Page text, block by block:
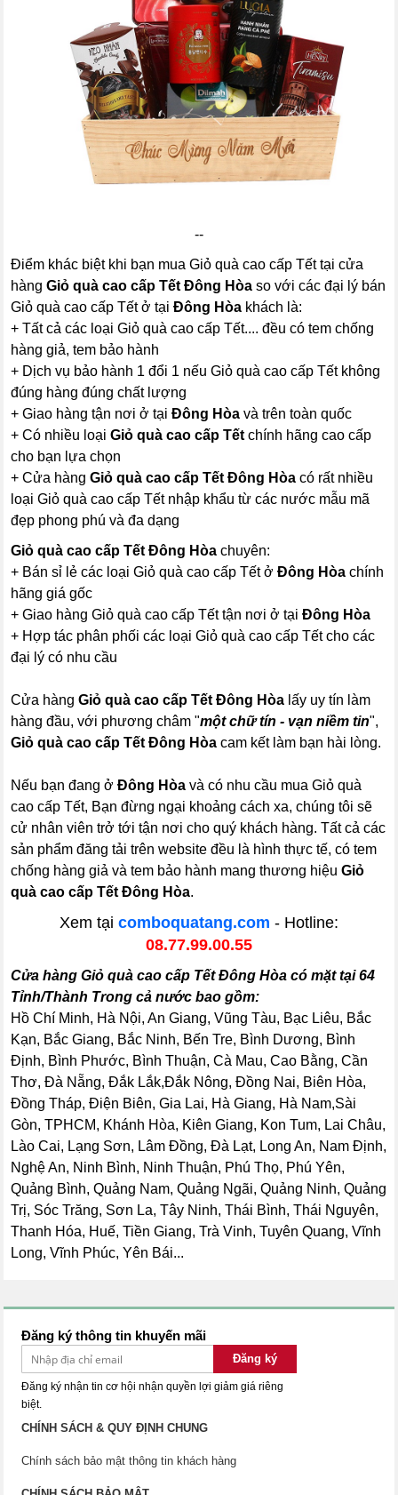
--
Điểm khác biệt khi bạn mua Giỏ quà cao cấp Tết tại cửa
hàngGiỏ quà cao cấp Tết Đông Hòa so với các đại lý bán
Giỏ quà cao cấp Tết ở tạiĐông Hòa khách là:
+ Tất cả các loại Giỏ quà cao cấp Tết.... đều có tem chống
hàng giả, tem bảo hành
+ Dịch vụ bảo hành 1 đổi 1 nếu Giỏ quà cao cấp Tết không
đúng hàng đúng chất lượng
+ Giao hàng tận nơi ở tạiĐông Hòa và trên toàn quốc
+ Có nhiều loạiGiỏ quà cao cấp Tết chính hãng cao cấp
cho bạn lựa chọn
+ Cửa hàngGiỏ quà cao cấp Tết Đông Hòa có rất nhiều
loại Giỏ quà cao cấp Tết nhập khẩu từ các nước mẫu mã
đẹp phong phú và đa dạng
Giỏ quà cao cấp Tết Đông Hòachuyên:
+ Bán sỉ lẻ các loại Giỏ quà cao cấp Tết ởĐông Hòa chính
hãng giá gốc
+ Giao hàng Giỏ quà cao cấp Tết tận nơi ở tạiĐông Hòa
+ Hợp tác phân phối các loại Giỏ quà cao cấp Tết cho các
đại lý có nhu cầu
Cửa hàngGiỏ quà cao cấp Tết Đông Hòa lấy uy tín làm
hàng đầu, với phương châm "một chữ tín - vạn niềm tin",
Giỏ quà cao cấp Tết Đông Hòa cam kết làm bạn hài lòng.
Nếu bạn đang ởĐông Hòa và có nhu cầu mua Giỏ quà
cao cấp Tết, Bạn đừng ngại khoảng cách xa, chúng tôi sẽ
cử nhân viên trở tới tận nơi cho quý khách hàng. Tất cả các
sản phẩm đăng tải trên website đều là hình thực tế, có tem
chống hàng giả và tem bảo hành mang thương hiệuGiỏ
quà cao cấp Tết Đông Hòa.
Xem tại comboquatang.com - Hotline:
08.77.99.00.55
Cửa hàng Giỏ quà cao cấp Tết Đông Hòa có mặt tại 64
Tỉnh/Thành Trong cả nước bao gồm:
Hồ Chí Minh, Hà Nội, An Giang, Vũng Tàu, Bạc Liêu, Bắc
Kạn, Bắc Giang, Bắc Ninh, Bến Tre, Bình Dương, Bình
Định, Bình Phước, Bình Thuận, Cà Mau, Cao Bằng, Cần
Thơ, Đà Nẵng, Đắk Lắk,Đắk Nông, Đồng Nai, Biên Hòa,
Đồng Tháp, Điện Biên, Gia Lai, Hà Giang, Hà Nam,Sài
Gòn, TPHCM, Khánh Hòa, Kiên Giang, Kon Tum, Lai Châu,
Lào Cai, Lạng Sơn, Lâm Đồng, Đà Lạt, Long An, Nam Định,
Nghệ An, Ninh Bình, Ninh Thuận, Phú Thọ, Phú Yên,
Quảng Bình, Quảng Nam, Quảng Ngãi, Quảng Ninh, Quảng
Trị, Sóc Trăng, Sơn La, Tây Ninh, Thái Bình, Thái Nguyên,
Thanh Hóa, Huế, Tiền Giang, Trà Vinh, Tuyên Quang, Vĩnh
Long, Vĩnh Phúc, Yên Bái...
Đăng ký thông tin khuyến mãi
Đăng ký
Đăng ký nhận tin cơ hội nhận quyền lợi giảm giá riêng
biệt.
CHÍNH SÁCH & QUY ĐỊNH CHUNG
Chính sách bảo mật thông tin khách hàng